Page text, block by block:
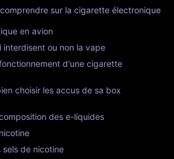
sur la cigarette électronique
en avion
interdisent ou non la vape
d'une cigarette
choisir les accus de sa box
des e-liquides
sels de nicotine